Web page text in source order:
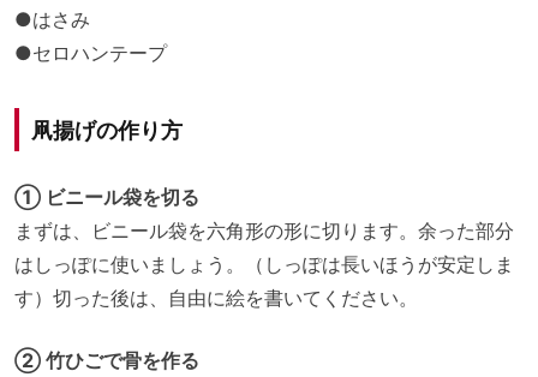
●はさみ
●セロハンテープ
凧揚げの作り方
① ビニール袋を切る
まずは、ビニール袋を六角形の形に切ります。余った部分
はしっぽに使いましょう。（しっぽは長いほうが安定しま
す）切った後は、自由に絵を書いてください。
② 竹ひごで骨を作る